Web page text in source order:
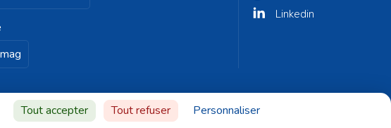
Linkedin
Plan du site © Fontenay-aux-Roses 2023 - Réalisé par
Tout accepter Tout refuser Personnaliser